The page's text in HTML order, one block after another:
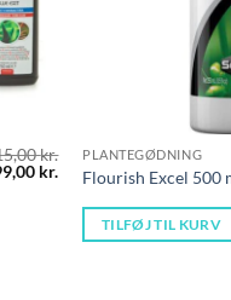
kr.
kr. Den
aktuelle
pris
199,00 kr..
PLANTEGØDNING
Flourish Excel 500
TILFØJ TIL KURV